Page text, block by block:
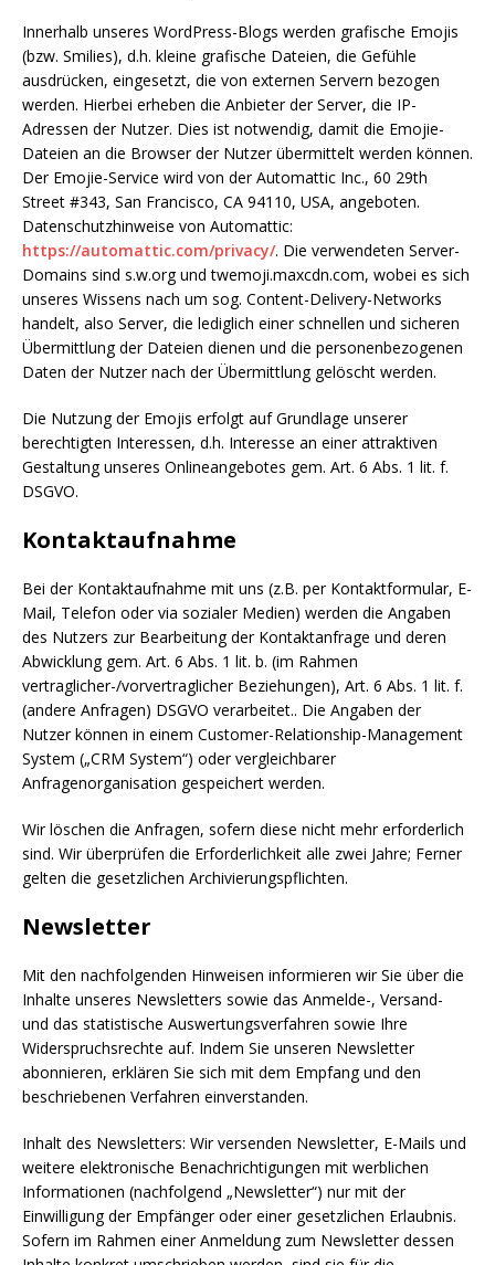
Innerhalb unseres WordPress-Blogs werden grafische Emojis
(bzw. Smilies), d.h. kleine grafische Dateien, die Gefühle
ausdrücken, eingesetzt, die von externen Servern bezogen
werden. Hierbei erheben die Anbieter der Server, die IP-
Adressen der Nutzer. Dies ist notwendig, damit die Emojie-
Dateien an die Browser der Nutzer übermittelt werden können.
Der Emojie-Service wird von der Automattic Inc., 60 29th
Street #343, San Francisco, CA 94110, USA, angeboten.
Datenschutzhinweise von Automattic:
https://automattic.com/privacy/. Die verwendeten Server-
Domains sind s.w.org und twemoji.maxcdn.com, wobei es sich
unseres Wissens nach um sog. Content-Delivery-Networks
handelt, also Server, die lediglich einer schnellen und sicheren
Übermittlung der Dateien dienen und die personenbezogenen
Daten der Nutzer nach der Übermittlung gelöscht werden.
Die Nutzung der Emojis erfolgt auf Grundlage unserer
berechtigten Interessen, d.h. Interesse an einer attraktiven
Gestaltung unseres Onlineangebotes gem. Art. 6 Abs. 1 lit. f.
DSGVO.
Kontaktaufnahme
Bei der Kontaktaufnahme mit uns (z.B. per Kontaktformular, E-
Mail, Telefon oder via sozialer Medien) werden die Angaben
des Nutzers zur Bearbeitung der Kontaktanfrage und deren
Abwicklung gem. Art. 6 Abs. 1 lit. b. (im Rahmen
vertraglicher-/vorvertraglicher Beziehungen), Art. 6 Abs. 1 lit. f.
(andere Anfragen) DSGVO verarbeitet.. Die Angaben der
Nutzer können in einem Customer-Relationship-Management
System („CRM System“) oder vergleichbarer
Anfragenorganisation gespeichert werden.
Wir löschen die Anfragen, sofern diese nicht mehr erforderlich
sind. Wir überprüfen die Erforderlichkeit alle zwei Jahre; Ferner
gelten die gesetzlichen Archivierungspflichten.
Newsletter
Mit den nachfolgenden Hinweisen informieren wir Sie über die
Inhalte unseres Newsletters sowie das Anmelde-, Versand-
und das statistische Auswertungsverfahren sowie Ihre
Widerspruchsrechte auf. Indem Sie unseren Newsletter
abonnieren, erklären Sie sich mit dem Empfang und den
beschriebenen Verfahren einverstanden.
Inhalt des Newsletters: Wir versenden Newsletter, E-Mails und
weitere elektronische Benachrichtigungen mit werblichen
Informationen (nachfolgend „Newsletter“) nur mit der
Einwilligung der Empfänger oder einer gesetzlichen Erlaubnis.
Sofern im Rahmen einer Anmeldung zum Newsletter dessen